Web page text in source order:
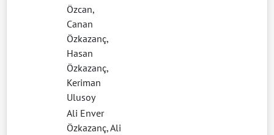
Özcan,
Canan
Özkazanç,
Hasan
Özkazanç,
Keriman
Ulusoy
Ali Enver
Özkazanç, Ali